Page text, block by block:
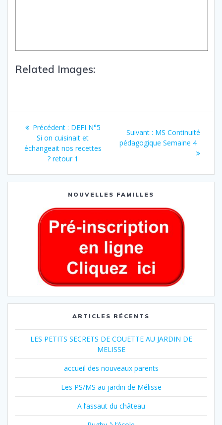
Related Images:
Précédent : DEFI N°5
Si on cuisinait et
échangeait nos recettes
? retour 1
Suivant : MS Continuité
pédagogique Semaine 4
NOUVELLES FAMILLES
ARTICLES RÉCENTS
LES PETITS SECRETS DE COUETTE AU JARDIN DE
MELISSE
accueil des nouveaux parents
Les PS/MS au jardin de Mélisse
A l’assaut du château